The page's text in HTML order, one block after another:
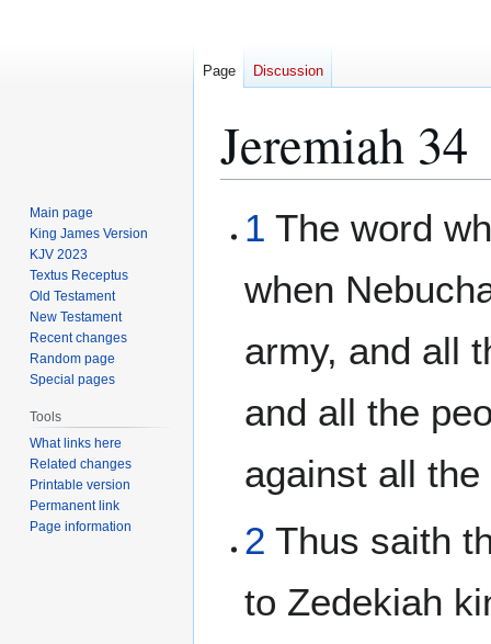
Jeremiah 34
toto
1 The word
when
army, and all
and all the
against all
2 Thus saith
to Zedekiah
Page Discussion
Main page
King James Version
KJV 2023
Textus Receptus
Old Testament
New Testament
Recent changes
Random page
Special pages
Tools
What links here
Related changes
Printable version
Permanent link
Page information